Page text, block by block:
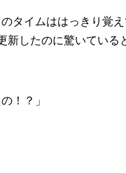
タイムははっきり覚え
したのに驚いている
！？」